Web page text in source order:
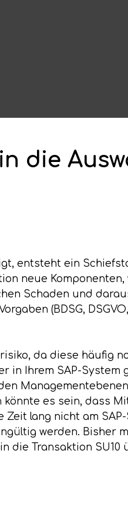
die
entsteht ein
neue Komponenten,
Schaden und
(BDSG,
da diese häufig
Ihrem SAP-System
es sein, dass
lang nicht am
werden. Bisher
die Transaktion